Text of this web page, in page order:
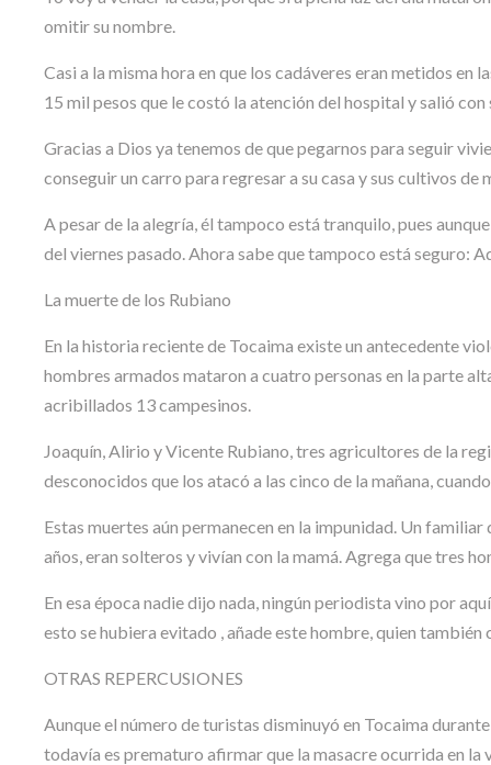
omitir su nombre.
Casi a la misma hora en que los cadáveres eran metidos
15 mil pesos que le costó la atención del hospital y salió
Gracias a Dios ya tenemos de que pegarnos para seguir
conseguir un carro para regresar a su casa y sus cultivos de
A pesar de la alegría, él tampoco está tranquilo, pues
del viernes pasado. Ahora sabe que tampoco está seguro:
La muerte de los Rubiano
En la historia reciente de Tocaima existe un antecedente
hombres armados mataron a cuatro personas en la parte
acribillados 13 campesinos.
Joaquín, Alirio y Vicente Rubiano, tres agricultores de la
desconocidos que los atacó a las cinco de la mañana,
Estas muertes aún permanecen en la impunidad. Un
años, eran solteros y vivían con la mamá. Agrega que tres
En esa época nadie dijo nada, ningún periodista vino por
esto se hubiera evitado , añade este hombre, quien
OTRAS REPERCUSIONES
Aunque el número de turistas disminuyó en Tocaima
todavía es prematuro afirmar que la masacre ocurrida en